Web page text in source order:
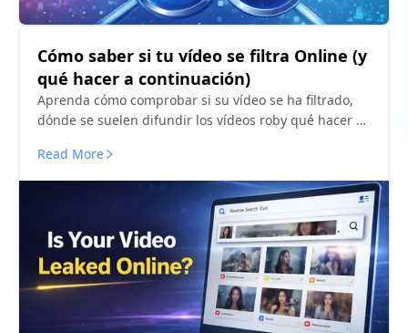
Cómo saber si tu vídeo se filtra Online (y
qué hacer a continuación)
Aprenda cómo comprobar si su vídeo se ha filtrado,
dónde se suelen difundir los vídeos roby qué hacer si
Read More